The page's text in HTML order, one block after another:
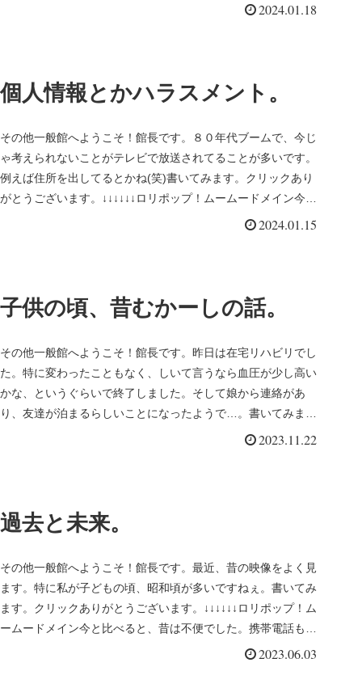
2024.01.18
個人情報とかハラスメント。
その他一般館へようこそ！館長です。８０年代ブームで、今じ
ゃ考えられないことがテレビで放送されてることが多いです。
例えば住所を出してるとかね(笑)書いてみます。クリックあり
がとうございます。↓↓↓↓↓↓ロリポップ！ムームードメイン今と
2024.01.15
子供の頃、昔むかーしの話。
その他一般館へようこそ！館長です。昨日は在宅リハビリでし
た。特に変わったこともなく、しいて言うなら血圧が少し高い
かな、というぐらいで終了しました。そして娘から連絡があ
り、友達が泊まるらしいことになったようで…。書いてみま
2023.11.22
過去と未来。
その他一般館へようこそ！館長です。最近、昔の映像をよく見
ます。特に私が子どもの頃、昭和頃が多いですねぇ。書いてみ
ます。クリックありがとうございます。↓↓↓↓↓↓ロリポップ！ム
ームードメイン今と比べると、昔は不便でした。携帯電話もな
2023.06.03